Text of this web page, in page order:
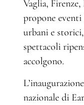
Vaglia,
propone
urbani e
spettacoli
accolgono.
nazionale di